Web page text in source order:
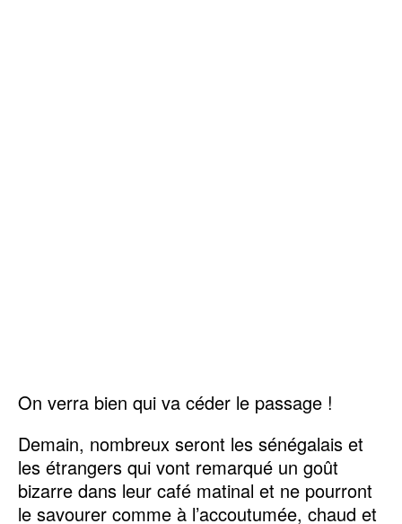
On verra bien qui va céder le passage !
Demain, nombreux seront les sénégalais et
les étrangers qui vont remarqué un goût
bizarre dans leur café matinal et ne pourront
le savourer comme à l’accoutumée, chaud et